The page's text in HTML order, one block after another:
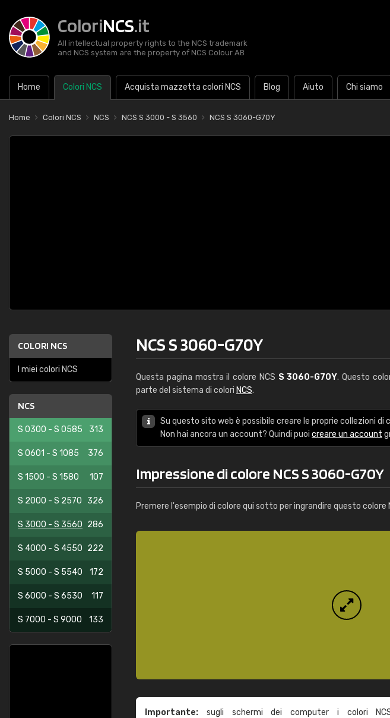
ColoriNCS.it
All intellectual property rights to the NCS trademark
and NCS system are the property of NCS Colour AB
Home Colori NCS Acquista mazzetta colori NCS Blog Aiuto Chi siamo
Home Colori NCS NCS NCS S 3000 - S 3560 NCS S 3060-G70Y
COLORI NCS
I miei colori NCS
NCS
S 0300 - S 0585 313
S 0601 - S 1085 376
S 1500 - S 1580 107
S 2000 - S 2570 326
S 3000 - S 3560 286
S 4000 - S 4550 222
S 5000 - S 5540 172
S 6000 - S 6530 117
S 7000 - S 9000 133
NCS S 3060-G70Y
Questa pagina mostra il colore NCS S 3060-G70Y. Questo
parte del sistema di colori NCS.
Su questo sito web è possibile creare le proprie collezioni di
Non hai ancora un account? Quindi puoi creare un account
Impressione di colore NCS S 3060-G70Y
Premere l'esempio di colore qui sotto per ingrandire questo colore
Importante: sugli schermi dei computer i colori